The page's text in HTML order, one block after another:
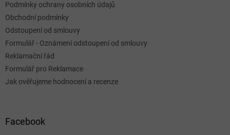
Podmínky ochrany osobních údajů
Obchodní podmínky
Odstoupení od smlouvy
Formulář - Oznámení odstoupení od smlouvy
Reklamační řád
Formulář pro Reklamace
Jak ověřujeme hodnocení a recenze
Facebook